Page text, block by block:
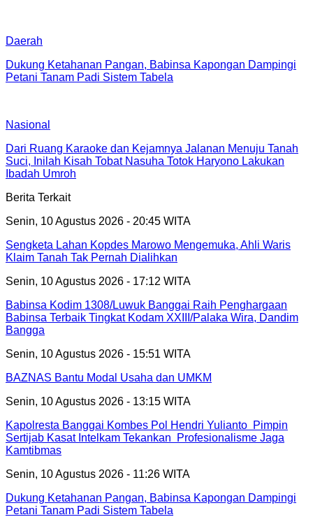
Daerah
Dukung Ketahanan Pangan, Babinsa Kapongan Dampingi
Petani Tanam Padi Sistem Tabela
Nasional
Dari Ruang Karaoke dan Kejamnya Jalanan Menuju Tanah
Suci, Inilah Kisah Tobat Nasuha Totok Haryono Lakukan
Ibadah Umroh
Berita Terkait
Senin, 10 Agustus 2026 - 20:45 WITA
Sengketa Lahan Kopdes Marowo Mengemuka, Ahli Waris
Klaim Tanah Tak Pernah Dialihkan
Senin, 10 Agustus 2026 - 17:12 WITA
Babinsa Kodim 1308/Luwuk Banggai Raih Penghargaan
Babinsa Terbaik Tingkat Kodam XXIII/Palaka Wira, Dandim
Bangga
Senin, 10 Agustus 2026 - 15:51 WITA
BAZNAS Bantu Modal Usaha dan UMKM
Senin, 10 Agustus 2026 - 13:15 WITA
Kapolresta Banggai Kombes Pol Hendri Yulianto Pimpin
Sertijab Kasat Intelkam Tekankan Profesionalisme Jaga
Kamtibmas
Senin, 10 Agustus 2026 - 11:26 WITA
Dukung Ketahanan Pangan, Babinsa Kapongan Dampingi
Petani Tanam Padi Sistem Tabela